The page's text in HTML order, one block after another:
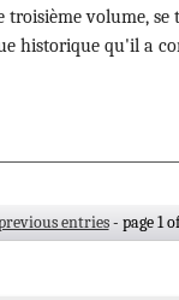
troisième volume,
historique qu'il a
entries- page 1